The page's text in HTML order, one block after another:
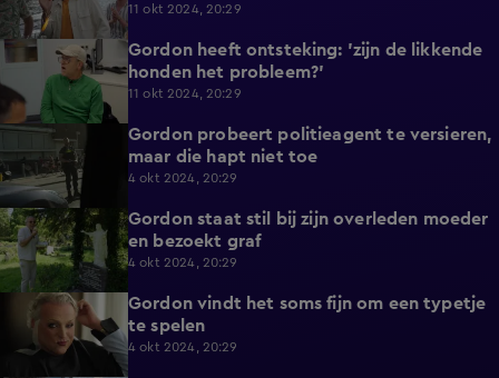
11 okt 2024, 20:29
8:27
Gordon heeft ontsteking: 'zijn de likkende
honden het probleem?'
11 okt 2024, 20:29
8:37
Gordon probeert politieagent te versieren,
maar die hapt niet toe
4 okt 2024, 20:29
2:09
Gordon staat stil bij zijn overleden moeder
en bezoekt graf
4 okt 2024, 20:29
Gordon vindt het soms fijn om een typetje
te spelen
4 okt 2024, 20:29